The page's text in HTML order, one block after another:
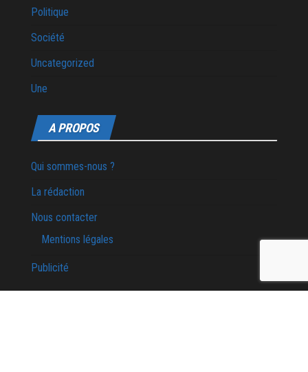
Politique
Société
Uncategorized
Une
A PROPOS
Qui sommes-nous ?
La rédaction
Nous contacter
Mentions légales
Publicité